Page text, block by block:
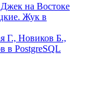
на Востоке
Жук в
Г., Новиков Б.,
в PostgreSQL